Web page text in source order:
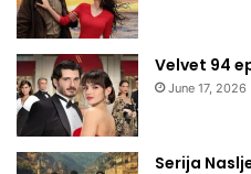
Velvet 94
June 17, 2026
Serija